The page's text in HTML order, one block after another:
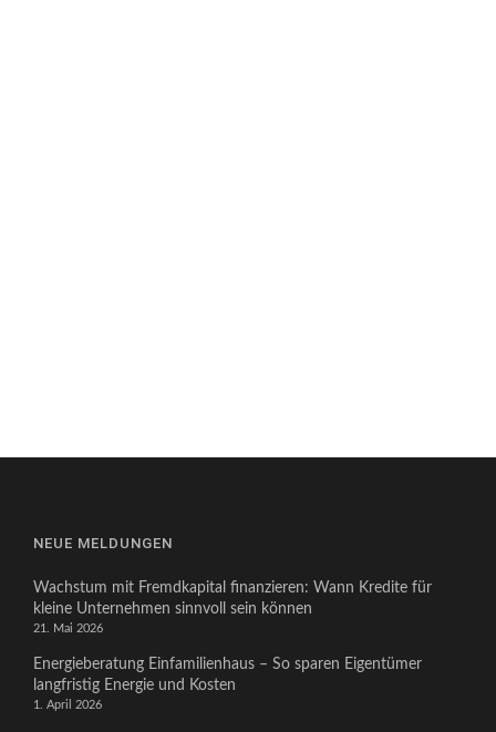
NEUE MELDUNGEN
Wachstum mit Fremdkapital finanzieren: Wann Kredite für
kleine Unternehmen sinnvoll sein können
21. Mai 2026
Energieberatung Einfamilienhaus – So sparen Eigentümer
langfristig Energie und Kosten
1. April 2026